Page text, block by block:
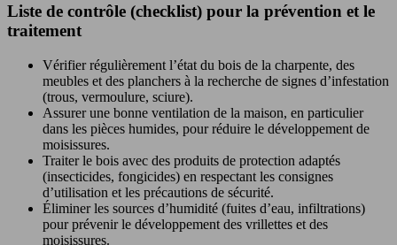
Liste de contrôle (checklist) pour la prévention et le
traitement
Vérifier régulièrement l’état du bois de la charpente, des
meubles et des planchers à la recherche de signes d’infestation
(trous, vermoulure, sciure).
Assurer une bonne ventilation de la maison, en particulier
dans les pièces humides, pour réduire le développement de
moisissures.
Traiter le bois avec des produits de protection adaptés
(insecticides, fongicides) en respectant les consignes
d’utilisation et les précautions de sécurité.
Éliminer les sources d’humidité (fuites d’eau, infiltrations)
pour prévenir le développement des vrillettes et des
moisissures.